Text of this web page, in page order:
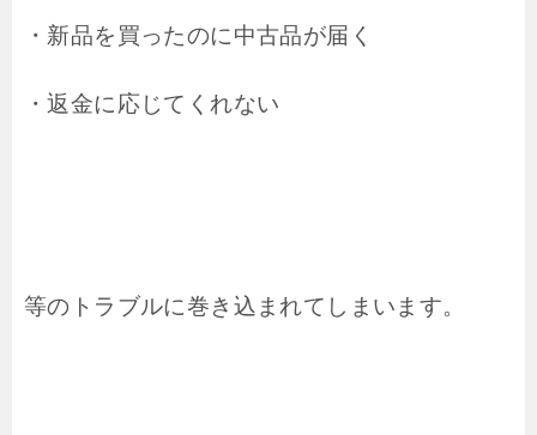
・新品を買ったのに中古品が届く
・返金に応じてくれない
等のトラブルに巻き込まれてしまいます。